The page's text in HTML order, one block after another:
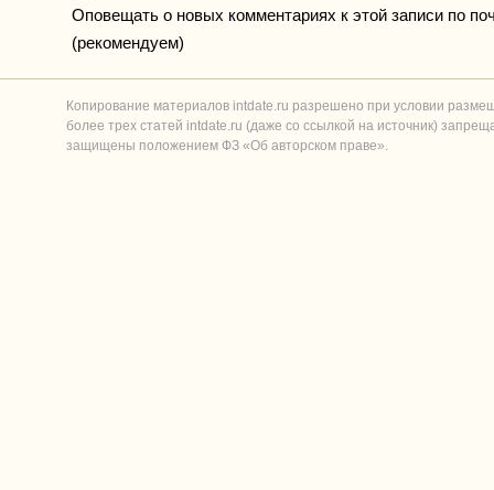
Оповещать о новых комментариях к этой записи по
(рекомендуем)
Копирование материалов intdate.ru разрешено при условии
более трех статей intdate.ru (даже со ссылкой на источник)
защищены положением ФЗ «Об авторском праве».